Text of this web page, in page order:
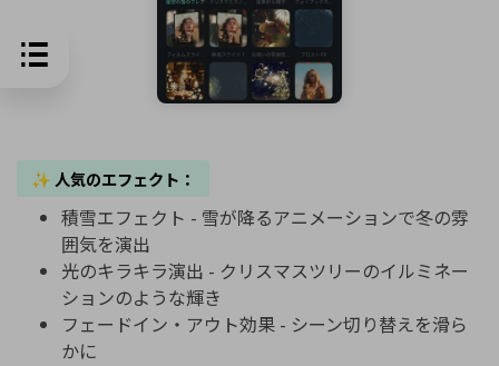
✨ 人気のエフェクト：
積雪エフェクト - 雪が降るアニメーションで冬の雰
囲気を演出
光のキラキラ演出 - クリスマスツリーのイルミネー
ションのような輝き
フェードイン・アウト効果 - シーン切り替えを滑ら
かに